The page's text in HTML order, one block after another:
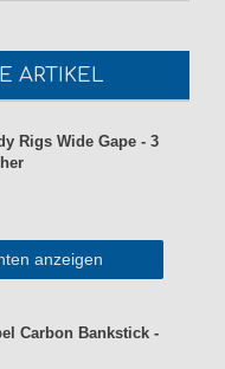
ARTIKEL
Rigs Wide Gape - 3
anzeigen
Carbon Bankstick -